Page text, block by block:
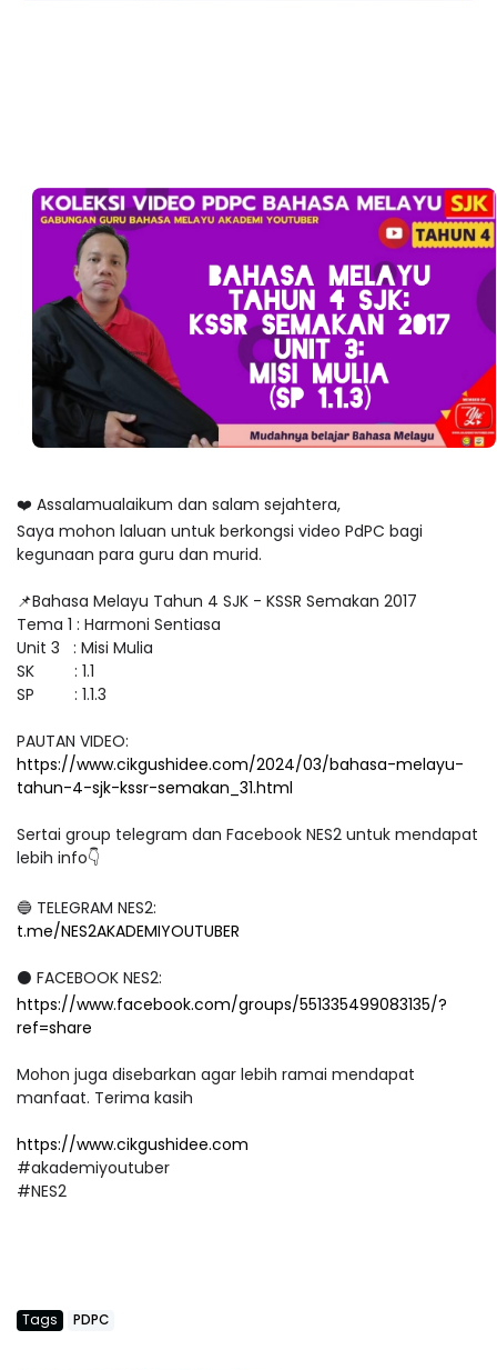
❤️ Assalamualaikum dan salam sejahtera,
Saya mohon laluan untuk berkongsi video PdPC bagi
kegunaan para guru dan murid.
📌Bahasa Melayu Tahun 4 SJK - KSSR Semakan 2017
Tema 1 : Harmoni Sentiasa
Unit 3 : Misi Mulia
SK : 1.1
SP : 1.1.3
PAUTAN VIDEO:
https://www.cikgushidee.com/2024/03/bahasa-melayu-
tahun-4-sjk-kssr-semakan_31.html
Sertai group telegram dan Facebook NES2 untuk mendapat
lebih info👇
🔵 TELEGRAM NES2:
t.me/NES2AKADEMIYOUTUBER
⚫ FACEBOOK NES2:
https://www.facebook.com/groups/551335499083135/?
ref=share
Mohon juga disebarkan agar lebih ramai mendapat
manfaat. Terima kasih
https://www.cikgushidee.com
#akademiyoutuber
#NES2
Tags PDPC